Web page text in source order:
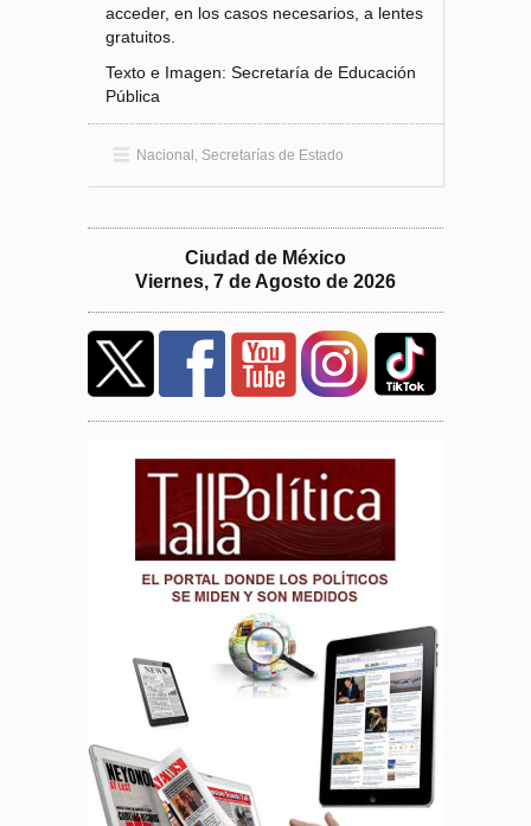
acceder, en los casos necesarios, a lentes
gratuitos.
Texto e Imagen: Secretaría de Educación
Pública
Nacional Secretarías de Estado
Ciudad de México
Viernes, 7 de Agosto de 2026